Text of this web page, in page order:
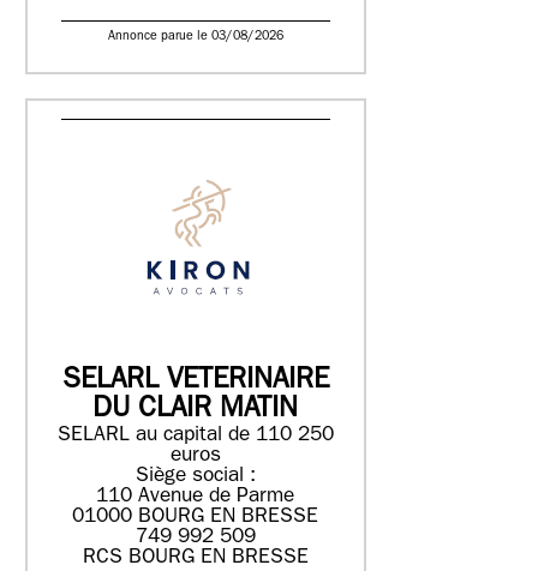
Annonce parue le 03/08/2026
SELARL VETERINAIRE
DU CLAIR MATIN
SELARL au capital de 110 250
euros
Siège social :
110 Avenue de Parme
01000 BOURG EN BRESSE
749 992 509
RCS BOURG EN BRESSE